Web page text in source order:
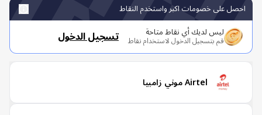
على خصومات اكبر واستخدم النقاط
ليس لديك أي نقاط متاحة
قم بتسجيل الدخول لاستخدام نقاط تسجيل الدخول
Airtel موني زامبيا